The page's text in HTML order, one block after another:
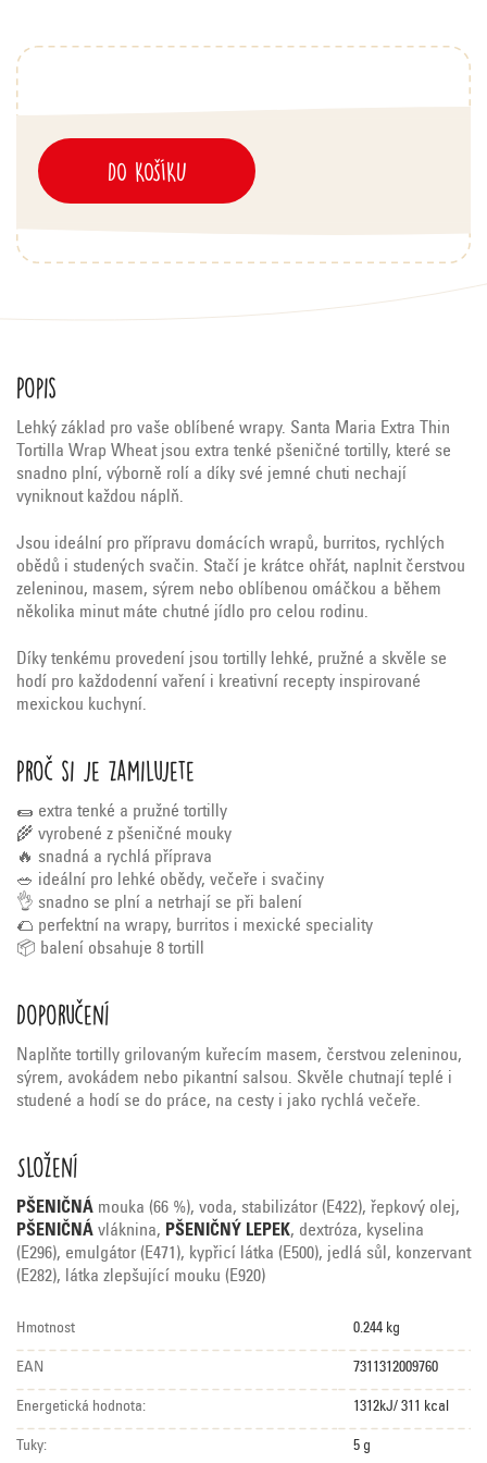
DO KOŠÍKU
Popis
Lehký základ pro vaše oblíbené wrapy. Santa Maria Extra Thin
Tortilla Wrap Wheat jsou extra tenké pšeničné tortilly, které se
snadno plní, výborně rolí a díky své jemné chuti nechají
vyniknout každou náplň.
Jsou ideální pro přípravu domácích wrapů, burritos, rychlých
obědů i studených svačin. Stačí je krátce ohřát, naplnit čerstvou
zeleninou, masem, sýrem nebo oblíbenou omáčkou a během
několika minut máte chutné jídlo pro celou rodinu.
Díky tenkému provedení jsou tortilly lehké, pružné a skvěle se
hodí pro každodenní vaření i kreativní recepty inspirované
mexickou kuchyní.
Proč si je zamilujete
🌯 extra tenké a pružné tortilly
🌾 vyrobené z pšeničné mouky
🔥 snadná a rychlá příprava
🥗 ideální pro lehké obědy, večeře i svačiny
👌 snadno se plní a netrhají se při balení
🌮 perfektní na wrapy, burritos i mexické speciality
📦 balení obsahuje 8 tortill
Doporučení
Naplňte tortilly grilovaným kuřecím masem, čerstvou zeleninou,
sýrem, avokádem nebo pikantní salsou. Skvěle chutnají teplé i
studené a hodí se do práce, na cesty i jako rychlá večeře.
Složení
PŠENIČNÁ mouka (66 %), voda, stabilizátor (E422), řepkový olej,
PŠENIČNÁ vláknina, PŠENIČNÝ LEPEK, dextróza, kyselina
(E296), emulgátor (E471), kypřicí látka (E500), jedlá sůl, konzervant
(E282), látka zlepšující mouku (E920)
Hmotnost 0.244 kg
EAN 7311312009760
Energetická hodnota: 1312kJ/ 311 kcal
Tuky: 5 g